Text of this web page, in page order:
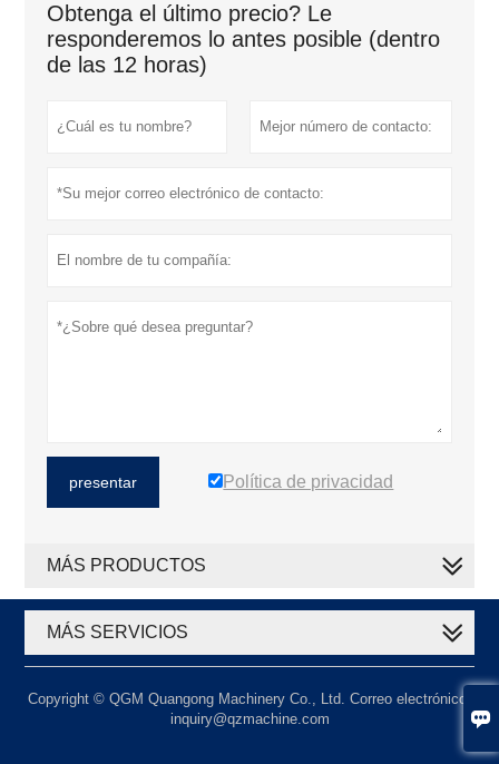

Obtenga el último precio? Le
responderemos lo antes posible (dentro
de las 12 horas)
presentar Política de privacidad
MÁS PRODUCTOS
MÁS SERVICIOS
Copyright © QGM Quangong Machinery Co., Ltd. Correo electrónico:
inquiry@qzmachine.com